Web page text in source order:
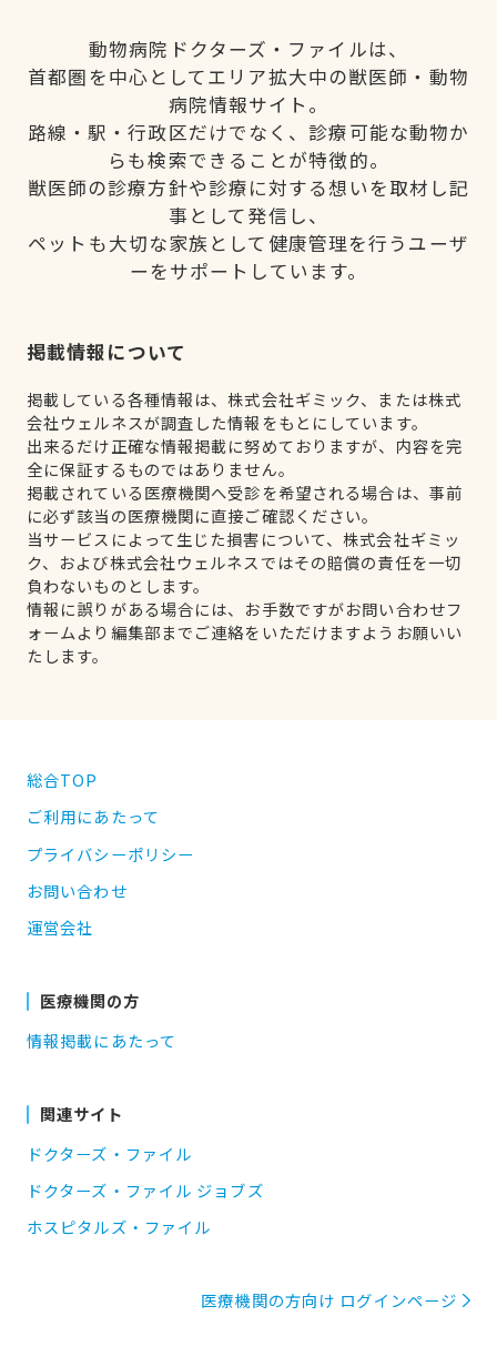
動物病院ドクターズ・ファイルは、
首都圏を中心としてエリア拡大中の獣医師・動物
病院情報サイト。
路線・駅・行政区だけでなく、診療可能な動物か
らも検索できることが特徴的。
獣医師の診療方針や診療に対する想いを取材し記
事として発信し、
ペットも大切な家族として健康管理を行うユーザ
ーをサポートしています。
掲載情報について
掲載している各種情報は、株式会社ギミック、または株式
会社ウェルネスが調査した情報をもとにしています。
出来るだけ正確な情報掲載に努めておりますが、内容を完
全に保証するものではありません。
掲載されている医療機関へ受診を希望される場合は、事前
に必ず該当の医療機関に直接ご確認ください。
当サービスによって生じた損害について、株式会社ギミッ
ク、および株式会社ウェルネスではその賠償の責任を一切
負わないものとします。
情報に誤りがある場合には、お手数ですがお問い合わせフ
ォームより編集部までご連絡をいただけますようお願いい
たします。
総合TOP
ご利用にあたって
プライバシーポリシー
お問い合わせ
運営会社
医療機関の方
情報掲載にあたって
関連サイト
ドクターズ・ファイル
ドクターズ・ファイル ジョブズ
ホスピタルズ・ファイル
医療機関の方向け ログインページ